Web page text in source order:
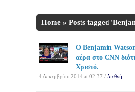
Home » Posts tagged
Ο Benjamin
αέρα στο CNN
Χριστό.
4 Δεκεμβρίου 2014 at 02:37 / Διεθνή